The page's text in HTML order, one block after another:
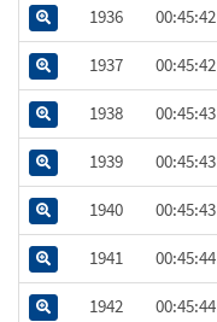
1936 00:45:42
1937 00:45:42
1938 00:45:43
1939 00:45:43
1940 00:45:43
1941 00:45:44
1942 00:45:44